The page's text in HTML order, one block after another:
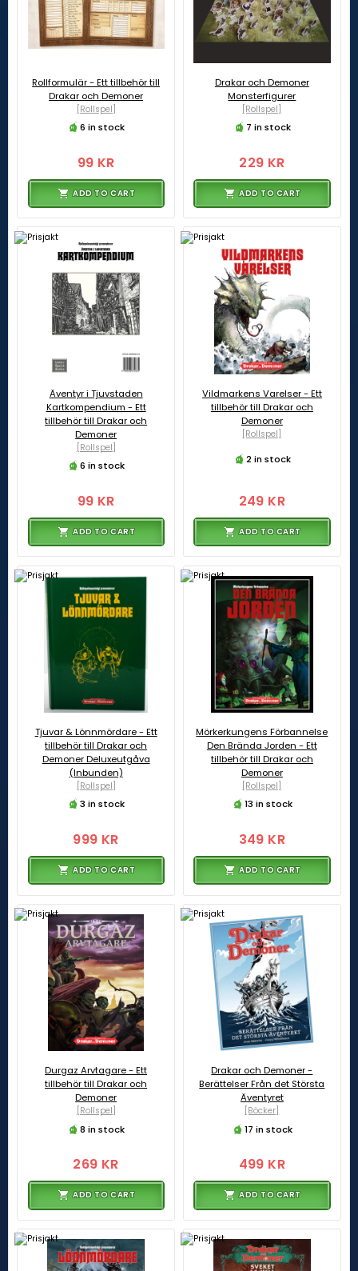
Rollformulär - Ett tillbehör till
Drakar och Demoner
[Rollspel]
6 in stock
99 KR
ADD TO CART
Drakar och Demoner
Monsterfigurer
[Rollspel]
7 in stock
229 KR
ADD TO CART
Äventyr i Tjuvstaden
Kartkompendium - Ett
tillbehör till Drakar och
Demoner
[Rollspel]
6 in stock
99 KR
ADD TO CART
Vildmarkens Varelser - Ett
tillbehör till Drakar och
Demoner
[Rollspel]
2 in stock
249 KR
ADD TO CART
Tjuvar & Lönnmördare - Ett
tillbehör till Drakar och
Demoner Deluxeutgåva
(Inbunden)
[Rollspel]
3 in stock
999 KR
ADD TO CART
Mörkerkungens Förbannelse
Den Brända Jorden - Ett
tillbehör till Drakar och
Demoner
[Rollspel]
13 in stock
349 KR
ADD TO CART
Durgaz Arvtagare - Ett
tillbehör till Drakar och
Demoner
[Rollspel]
8 in stock
269 KR
ADD TO CART
Drakar och Demoner -
Berättelser Från det Största
Äventyret
[Böcker]
17 in stock
499 KR
ADD TO CART